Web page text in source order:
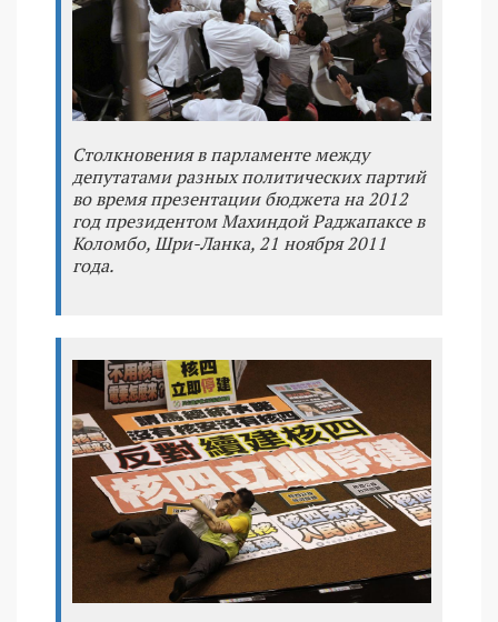
Столкновения в парламенте между
депутатами разных политических партий
во время презентации бюджета на 2012
год президентом Махиндой Раджапаксе в
Коломбо, Шри-Ланка, 21 ноября 2011
года.